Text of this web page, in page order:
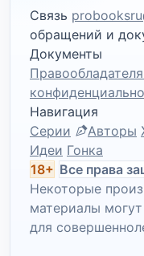
Связь
обращений и
Документы
Навигация
Серии
Авторы
Идеи Гонка
18+ Все права
Некоторые
материалы
для